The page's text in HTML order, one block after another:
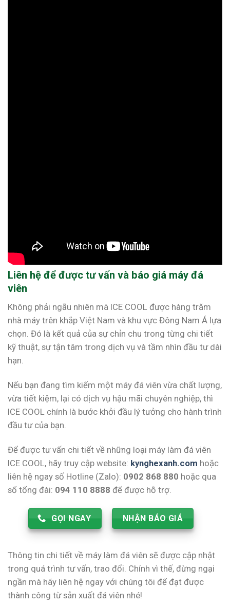
Liên hệ để được tư vấn và báo giá máy đá
viên
Không phải ngẫu nhiên mà ICE COOL được hàng trăm
nhà máy trên khắp Việt Nam và khu vực Đông Nam Á lựa
chọn. Đó là kết quả của sự chỉn chu trong từng chi tiết
kỹ thuật, sự tận tâm trong dịch vụ và tầm nhìn đầu tư dài
hạn.
Nếu bạn đang tìm kiếm một máy đá viên vừa chất lượng,
vừa tiết kiệm, lại có dịch vụ hậu mãi chuyên nghiệp, thì
ICE COOL chính là bước khởi đầu lý tưởng cho hành trình
đầu tư của bạn.
Để được tư vấn chi tiết về những loại máy làm đá viên
ICE COOL, hãy truy cập website: kynghexanh.com hoặc
liên hệ ngay số Hotline (Zalo): 0902 868 880 hoặc qua
số tổng đài: 094 110 8888 để được hỗ trợ.
GỌI NGAY NHẬN BÁO GIÁ
Thông tin chi tiết về máy làm đá viên sẽ được cập nhật
trong quá trình tư vấn, trao đổi. Chính vì thế, đừng ngại
ngần mà hãy liên hệ ngay với chúng tôi để đạt được
thành công từ sản xuất đá viên nhé!